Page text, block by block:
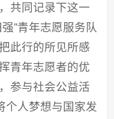
共同记录下这一
”青年志愿服务队
此行的所见所感
青年志愿者的优
参与社会公益活
个人梦想与国家发